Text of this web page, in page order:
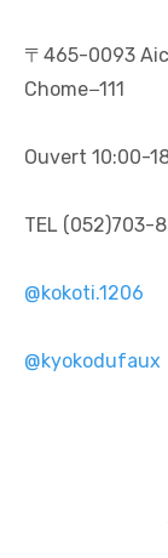
〒465-0093
Chome−111
Ouvert 10:00-
TEL (052)703-
@kokoti.1206
@kyokodufaux